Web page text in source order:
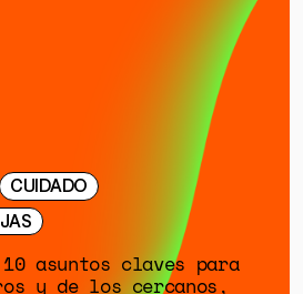
CUIDADO
10 asuntos claves para
y de los cercanos,